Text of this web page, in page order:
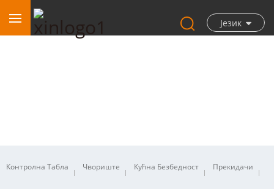
Језик
Контролна Табла Чвориште Кућна Безбедност Прекидачи